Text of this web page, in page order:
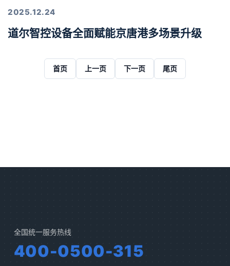
2025.12.24
道尔智控设备全面赋能京唐港多场景升级
首页 上一页 下一页 尾页
全国统一服务热线
400-0500-315